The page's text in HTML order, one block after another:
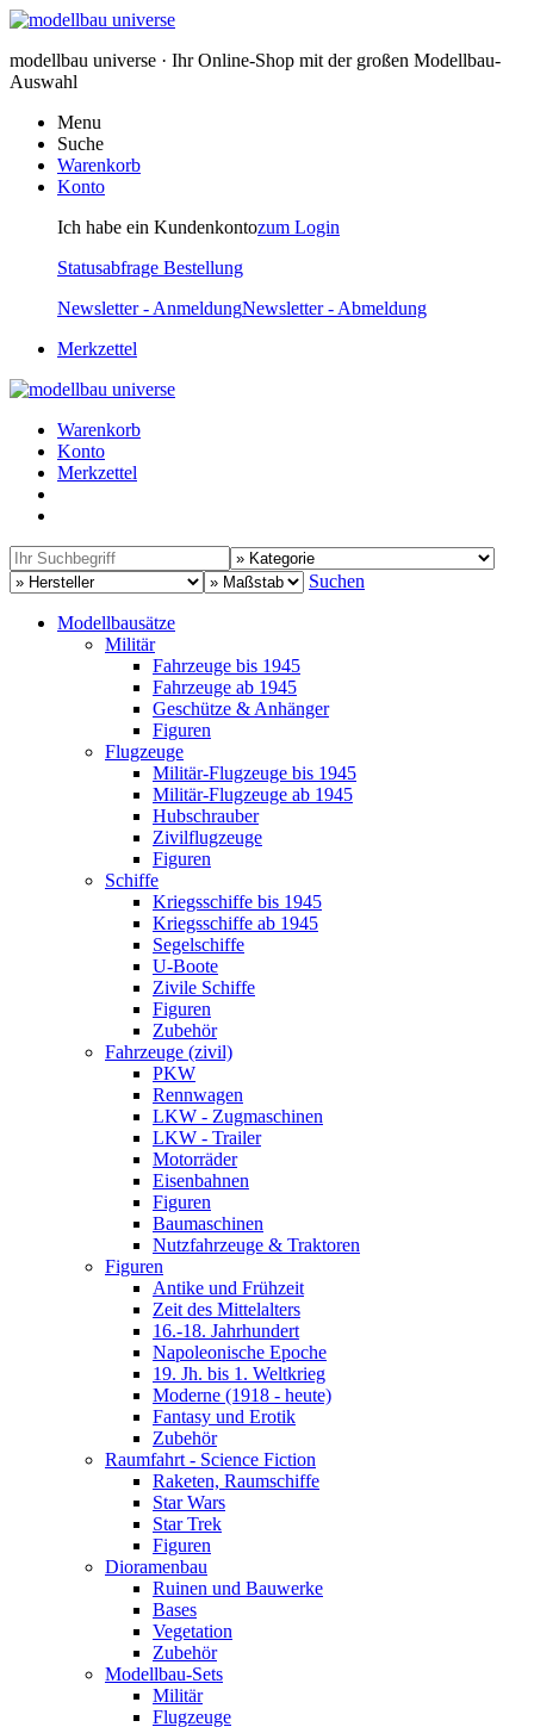
modellbau universe · Ihr Online-Shop mit der großen Modellbau-
Auswahl
Menu
Suche
Warenkorb
Konto
Ich habe ein Kundenkontozum Login
Statusabfrage Bestellung
Newsletter - AnmeldungNewsletter - Abmeldung
Merkzettel
Warenkorb
Konto
Merkzettel
Suchen
Modellbausätze
Militär
Fahrzeuge bis 1945
Fahrzeuge ab 1945
Geschütze & Anhänger
Figuren
Flugzeuge
Militär-Flugzeuge bis 1945
Militär-Flugzeuge ab 1945
Hubschrauber
Zivilflugzeuge
Figuren
Schiffe
Kriegsschiffe bis 1945
Kriegsschiffe ab 1945
Segelschiffe
U-Boote
Zivile Schiffe
Figuren
Zubehör
Fahrzeuge (zivil)
PKW
Rennwagen
LKW - Zugmaschinen
LKW - Trailer
Motorräder
Eisenbahnen
Figuren
Baumaschinen
Nutzfahrzeuge & Traktoren
Figuren
Antike und Frühzeit
Zeit des Mittelalters
16.-18. Jahrhundert
Napoleonische Epoche
19. Jh. bis 1. Weltkrieg
Moderne (1918 - heute)
Fantasy und Erotik
Zubehör
Raumfahrt - Science Fiction
Raketen, Raumschiffe
Star Wars
Star Trek
Figuren
Dioramenbau
Ruinen und Bauwerke
Bases
Vegetation
Zubehör
Modellbau-Sets
Militär
Flugzeuge